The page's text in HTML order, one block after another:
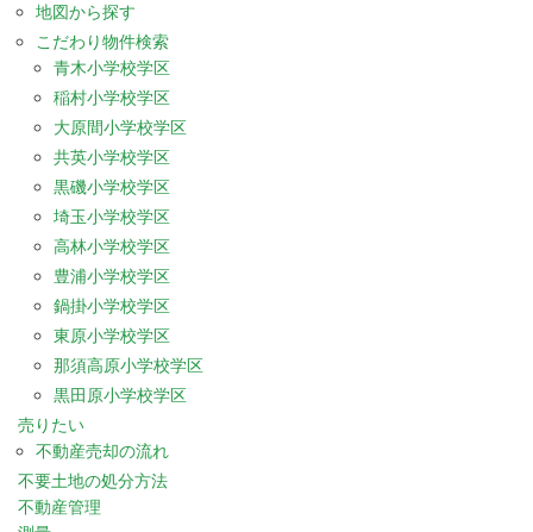
地図から探す
こだわり物件検索
青木小学校学区
稲村小学校学区
大原間小学校学区
共英小学校学区
黒磯小学校学区
埼玉小学校学区
高林小学校学区
豊浦小学校学区
鍋掛小学校学区
東原小学校学区
那須高原小学校学区
黒田原小学校学区
売りたい
不動産売却の流れ
不要土地の処分方法
不動産管理